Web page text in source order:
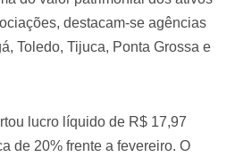
destacam-se agências
Toledo, Tijuca, Ponta Grossa e
lucro líquido de R$ 17,97
de 20% frente a fevereiro. O